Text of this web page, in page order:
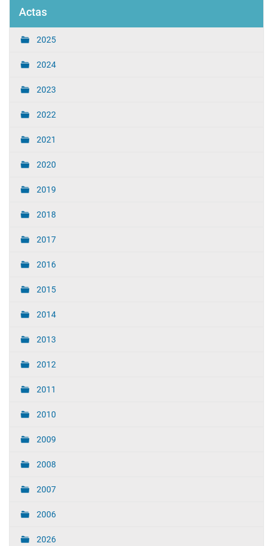
Actas
2025
2024
2023
2022
2021
2020
2019
2018
2017
2016
2015
2014
2013
2012
2011
2010
2009
2008
2007
2006
2026